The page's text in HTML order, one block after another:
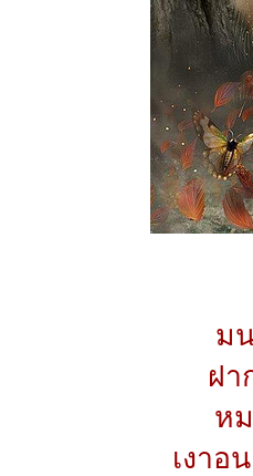
ม
ฝา
ห
เงาอ